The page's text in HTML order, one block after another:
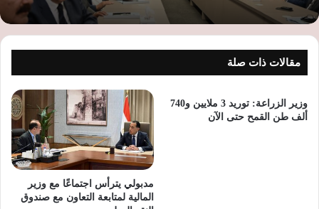
مقالات ذات صلة
وزير الزراعة: توريد 3 ملايين و740
ألف طن القمح حتى الآن
مدبولي يترأس اجتماعًا مع وزير
المالية لمتابعة التعاون مع صندوق